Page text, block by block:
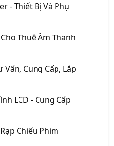
- Thiết Bị Và Phụ
Thuê Âm Thanh
Cung Cấp, Lắp
LCD - Cung Cấp
Chiếu Phim